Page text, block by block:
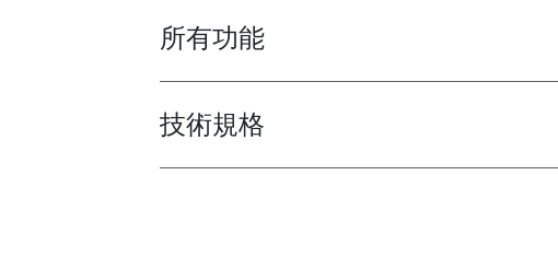
Toggle features
所有功能
Toggle techspec
技術規格